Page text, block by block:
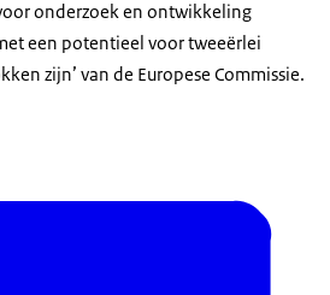
onderzoek en ontwikkeling
een potentieel voor tweeërlei
zijn’ van de Europese Commissie.